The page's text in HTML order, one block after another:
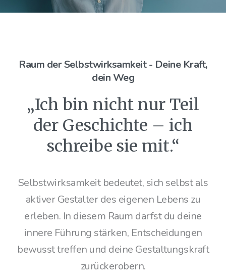
Raum der Selbstwirksamkeit - Deine Kraft,
dein Weg
„Ich bin nicht nur Teil
der Geschichte – ich
schreibe sie mit.“
Selbstwirksamkeit bedeutet, sich selbst als
aktiver Gestalter des eigenen Lebens zu
erleben. In diesem Raum darfst du deine
innere Führung stärken, Entscheidungen
bewusst treffen und deine Gestaltungskraft
zurückerobern.